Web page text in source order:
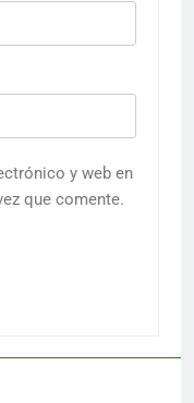
y web en
que comente.